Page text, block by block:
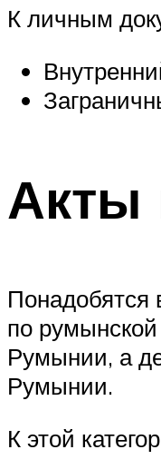
К личным
Акты
Понадобятся
по
Румынии, а
Румынии.
К этой